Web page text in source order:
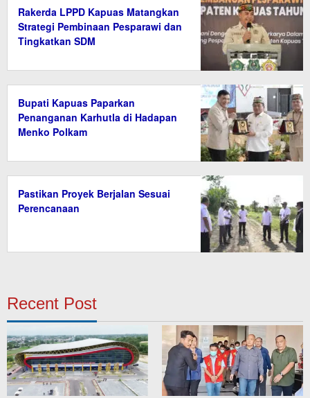
Rakerda LPPD Kapuas Matangkan
Strategi Pembinaan Pesparawi dan
Tingkatkan SDM
Bupati Kapuas Paparkan
Penanganan Karhutla di Hadapan
Menko Polkam
Pastikan Proyek Berjalan Sesuai
Perencanaan
Recent Post